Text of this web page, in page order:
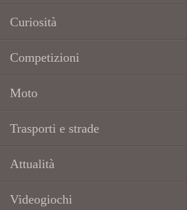
Curiosità
Competizioni
Moto
Trasporti e strade
Attualità
Videogiochi